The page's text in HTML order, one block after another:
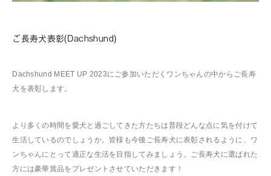
ご長寿犬表彰(Dachshund)
Dachshund MEET UP 2023にご参加いただくワンちゃんの中からご長寿
犬を表彰します。
より多くの時間を愛犬と過ごしてきた方たちは普段どんな点に気を付けて
生活しているのでしょうか。皆様も今後ご長寿犬に表彰されるように、ワ
ンちゃんにとって適正な生活を目指してみましょう。ご長寿犬に選ばれた
方には豪華賞品をプレゼントさせていただきます！